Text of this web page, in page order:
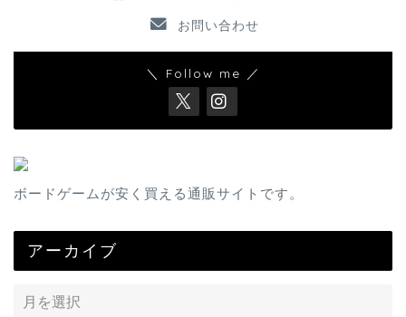
お問い合わせ
＼ Follow me ／
ボードゲームが安く買える通販サイトです。
アーカイブ